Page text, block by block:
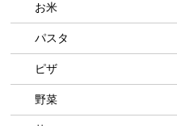
お米
パスタ
ピザ
野菜